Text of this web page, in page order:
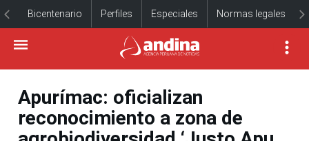
Bicentenario Perfiles Especiales Normas legales
Apurímac: oficializan
reconocimiento a zona de